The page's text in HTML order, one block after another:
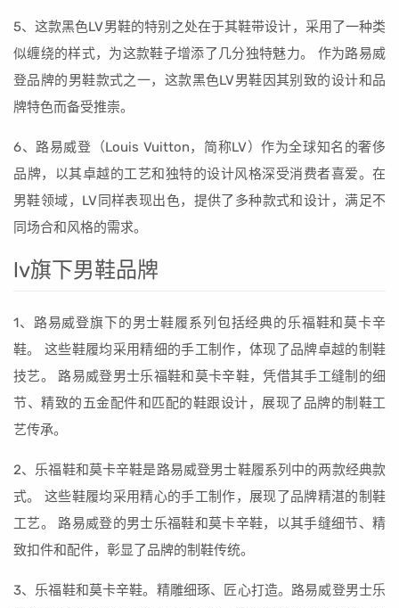
5、这款黑色LV男鞋的特别之处在于其鞋带设计，采用了一种类
似缠绕的样式，为这款鞋子增添了几分独特魅力。 作为路易威
登品牌的男鞋款式之一，这款黑色LV男鞋因其别致的设计和品
牌特色而备受推崇。
6、路易威登（Louis Vuitton，简称LV）作为全球知名的奢侈
品牌，以其卓越的工艺和独特的设计风格深受消费者喜爱。在
男鞋领域，LV同样表现出色，提供了多种款式和设计，满足不
同场合和风格的需求。
lv旗下男鞋品牌
1、路易威登旗下的男士鞋履系列包括经典的乐福鞋和莫卡辛
鞋。 这些鞋履均采用精细的手工制作，体现了品牌卓越的制鞋
技艺。 路易威登男士乐福鞋和莫卡辛鞋，凭借其手工缝制的细
节、精致的五金配件和匹配的鞋跟设计，展现了品牌的制鞋工
艺传承。
2、乐福鞋和莫卡辛鞋是路易威登男士鞋履系列中的两款经典款
式。 这些鞋履均采用精心的手工制作，展现了品牌精湛的制鞋
工艺。 路易威登的男士乐福鞋和莫卡辛鞋，以其手缝细节、精
致扣件和配件，彰显了品牌的制鞋传统。
3、乐福鞋和莫卡辛鞋。精雕细琢、匠心打造。路易威登男士乐